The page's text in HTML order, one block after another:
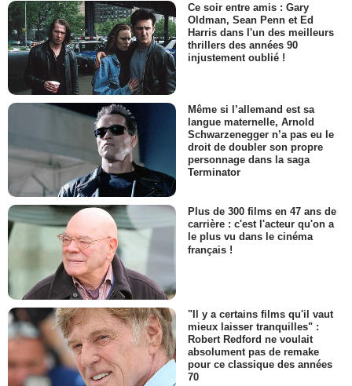
Ce soir entre amis : Gary
Oldman, Sean Penn et Ed
Harris dans l'un des meilleurs
thrillers des années 90
injustement oublié !
Même si l’allemand est sa
langue maternelle, Arnold
Schwarzenegger n’a pas eu le
droit de doubler son propre
personnage dans la saga
Terminator
Plus de 300 films en 47 ans de
carrière : c'est l'acteur qu'on a
le plus vu dans le cinéma
français !
"Il y a certains films qu'il vaut
mieux laisser tranquilles" :
Robert Redford ne voulait
absolument pas de remake
pour ce classique des années
70